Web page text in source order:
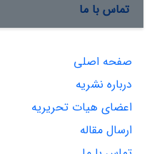
تماس با ما
صفحه اصلی
درباره نشریه
اعضای هیات تحریریه
ارسال مقاله